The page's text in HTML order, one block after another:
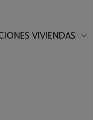
VIVIENDAS